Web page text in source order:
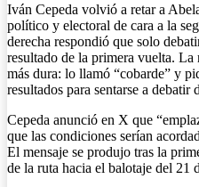
Iván Cepeda volvió a retar a
político y electoral de cara a la
derecha respondió que solo
resultado de la primera vuelta.
más dura: lo llamó “cobarde” y
resultados para sentarse a debatir
Cepeda anunció en X que
que las condiciones serían
El mensaje se produjo tras la
de la ruta hacia el balotaje del 21